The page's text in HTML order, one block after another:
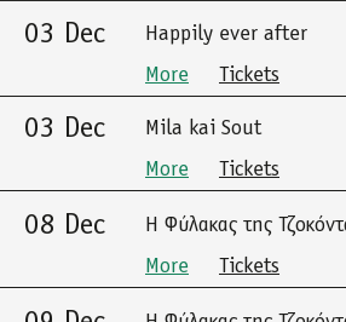
03 Dec
Happily ever after
More
Tickets
03 Dec
Mila kai Sout
More
Tickets
08 Dec
Η Φύλακας της
More
Tickets